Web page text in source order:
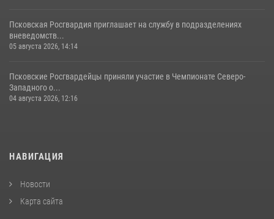
Псковская Росгвардия приглашает на службу в подразделениях
вневедомств...
05 августа 2026, 14:14
Псковские Росгвардейцы приняли участие в Чемпионате Северо-
Западного о...
04 августа 2026, 12:16
НАВИГАЦИЯ
Новости
Карта сайта